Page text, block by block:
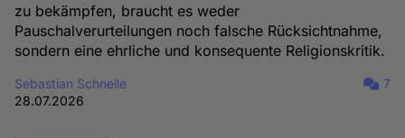
zu bekämpfen, braucht es weder
Pauschalverurteilungen noch falsche Rücksichtnahme,
sondern eine ehrliche und konsequente Religionskritik.
Sebastian Schnelle
28.07.2026
7